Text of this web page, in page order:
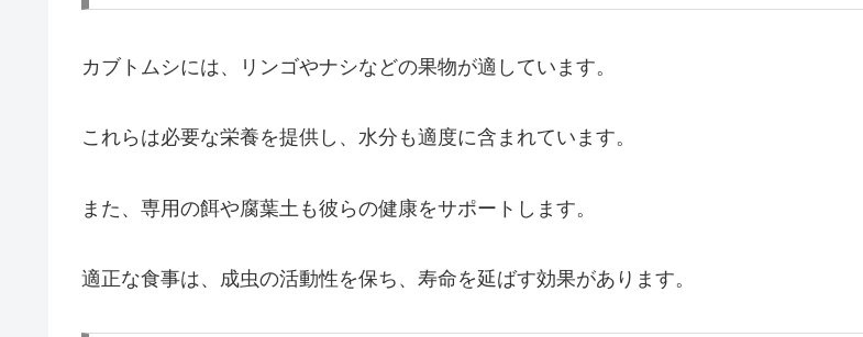
カブトムシには、リンゴやナシなどの果物が適しています。
これらは必要な栄養を提供し、水分も適度に含まれています。
また、専用の餌や腐葉土も彼らの健康をサポートします。
適正な食事は、成虫の活動性を保ち、寿命を延ばす効果があります。